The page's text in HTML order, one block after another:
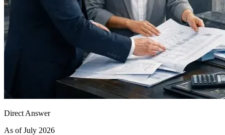
Direct Answer
As of July 2026